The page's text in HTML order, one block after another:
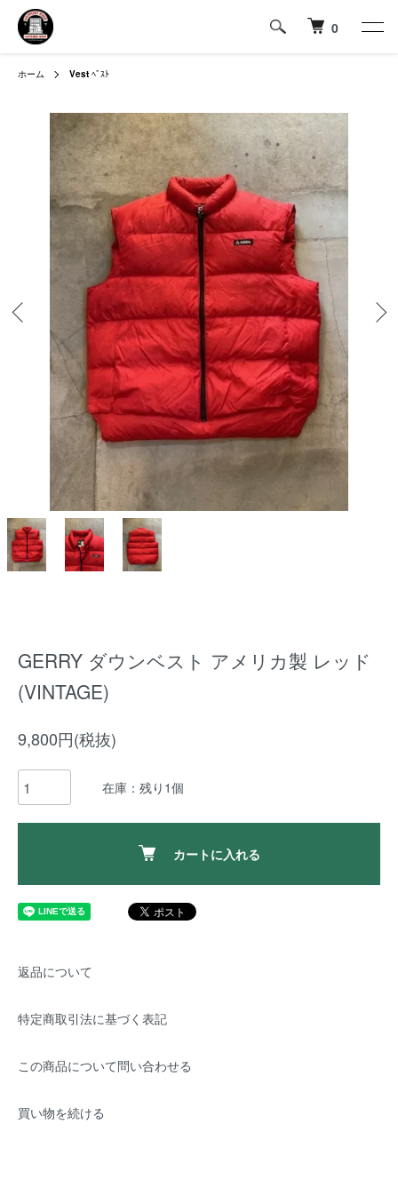
0
ホーム Vest ﾍﾞｽﾄ
GERRY ダウンベスト アメリカ製 レッド
(VINTAGE)
9,800円(税抜)
在庫：残り1個
カートに入れる
返品について
特定商取引法に基づく表記
この商品について問い合わせる
買い物を続ける